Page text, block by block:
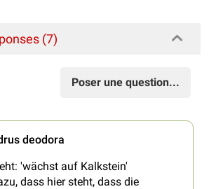
(7)
Poser une question...
deodora
'wächst auf Kalkstein'
dass hier steht, dass die